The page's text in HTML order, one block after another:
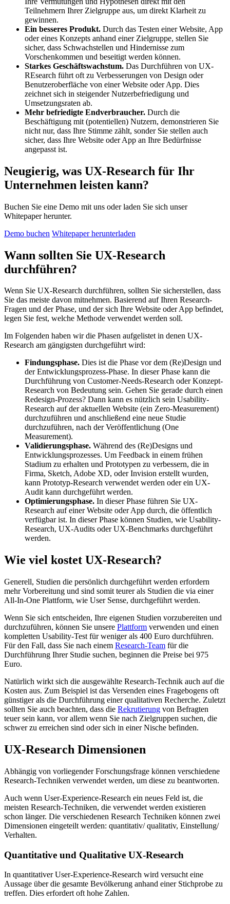
Teilnehmern Ihrer Zielgruppe aus, um direkt Klarheit zu
gewinnen.
Ein besseres Produkt. Durch das Testen einer Website, App
oder eines Konzepts anhand einer Zielgruppe, stellen Sie
sicher, dass Schwachstellen und Hindernisse zum
Vorschenkommen und beseitigt werden können.
Starkes Geschäftswachstum. Das Durchführen von UX-
REsearch führt oft zu Verbesserungen von Design oder
Benutzeroberfläche von einer Website oder App. Dies
zeichnet sich in steigender Nutzerbefriedigung und
Umsetzungsraten ab.
Mehr befriedigte Endverbraucher. Durch die
Beschäftigung mit (potentiellen) Nutzern, demonstrieren Sie
nicht nur, dass Ihre Stimme zählt, sonder Sie stellen auch
sicher, dass Ihre Website oder App an Ihre Bedürfnisse
angepasst ist.
Neugierig, was UX-Research für Ihr
Unternehmen leisten kann?
Buchen Sie eine Demo mit uns oder laden Sie sich unser
Whitepaper herunter.
Demo buchen Whitepaper herunterladen
Wann sollten Sie UX-Research
durchführen?
Wenn Sie UX-Research durchführen, sollten Sie sicherstellen, dass
Sie das meiste davon mitnehmen. Basierend auf Ihren Research-
Fragen und der Phase, und der sich Ihre Website oder App befindet,
legen Sie fest, welche Methode verwendet werden soll.
Im Folgenden haben wir die Phasen aufgelistet in denen UX-
Research am gängigsten durchgeführt wird:
Findungsphase. Dies ist die Phase vor dem (Re)Design und
der Entwicklungsprozess-Phase. In dieser Phase kann die
Durchführung von Customer-Needs-Research oder Konzept-
Research von Bedeutung sein. Gehen Sie gerade durch einen
Redesign-Prozess? Dann kann es nützlich sein Usability-
Research auf der aktuellen Website (ein Zero-Measurement)
durchzuführen und anschließend eine neue Studie
durchzuführen, nach der Veröffentlichung (One
Measurement).
Validierungsphase. Während des (Re)Designs und
Entwicklungsprozesses. Um Feedback in einem frühen
Stadium zu erhalten und Prototypen zu verbessern, die in
Firma, Sketch, Adobe XD, oder Invision erstellt wurden,
kann Prototyp-Research verwendet werden oder ein UX-
Audit kann durchgeführt werden.
Optimierungsphase. In dieser Phase führen Sie UX-
Research auf einer Website oder App durch, die öffentlich
verfügbar ist. In dieser Phase können Studien, wie Usability-
Research, UX-Audits oder UX-Benchmarks durchgeführt
werden.
Wie viel kostet UX-Research?
Generell, Studien die persönlich durchgeführt werden erfordern
mehr Vorbereitung und sind somit teurer als Studien die via einer
All-In-One Plattform, wie User Sense, durchgeführt werden.
Wenn Sie sich entscheiden, Ihre eigenen Studien vorzubereiten und
durchzuführen, können Sie unsere Plattform verwenden und einen
kompletten Usability-Test für weniger als 400 Euro durchführen.
Für den Fall, dass Sie nach einem Research-Team für die
Durchführung Ihrer Studie suchen, beginnen die Preise bei 975
Euro.
Natürlich wirkt sich die ausgewählte Research-Technik auch auf die
Kosten aus. Zum Beispiel ist das Versenden eines Fragebogens oft
günstiger als die Durchführung einer qualitativen Recherche. Zuletzt
sollten Sie auch beachten, dass die Rekrutierung von Befragten
teuer sein kann, vor allem wenn Sie nach Zielgruppen suchen, die
schwer zu erreichen sind oder sich in einer Nische befinden.
UX-Research Dimensionen
Abhängig von vorliegender Forschungsfrage können verschiedene
Research-Techniken verwendet werden, um diese zu beantworten.
Auch wenn User-Experience-Research ein neues Feld ist, die
meisten Research-Techniken, die verwendet werden existieren
schon länger. Die verschiedenen Research Techniken können zwei
Dimensionen eingeteilt werden: quantitativ/ qualitativ, Einstellung/
Verhalten.
Quantitative und Qualitative UX-Research
In quantitativer User-Experience-Research wird versucht eine
Aussage über die gesamte Bevölkerung anhand einer Stichprobe zu
treffen. Dies erfordert oft hohe Zahlen.